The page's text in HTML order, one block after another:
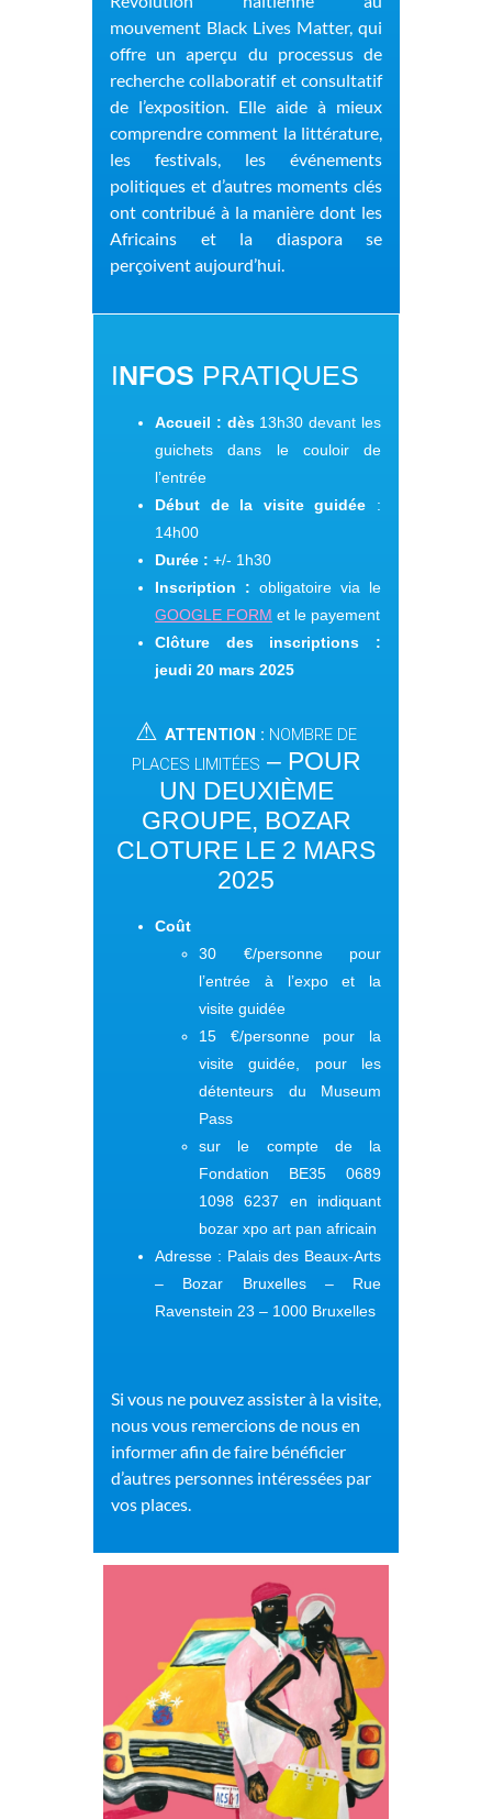
mouvement Black Lives Matter, qui
offre un aperçu du processus de
recherchecollaboratif et consultatif
de l’exposition. Elle aide à mieux
comprendre comment la littérature,
les festivals, les événements
politiques et d’autres moments clés
ont contribué à la manière dont les
Africains et la diaspora se
perçoivent aujourd’hui.
INFOS PRATIQUES
Accueil : dès 13h30 devant les
guichets dans le couloir de
l’entrée
Début de la visite guidée :
14h00
Durée : +/- 1h30
Inscription : obligatoire via le
GOOGLE FORM et le payement
Clôture des inscriptions :
jeudi 20 mars 2025
⚠ ATTENTION : NOMBRE DE
PLACES LIMITÉES – POUR
UN DEUXIÈME
GROUPE, BOZAR
CLOTURE LE 2 MARS
2025
Coût
30 €/personne pour
l’entrée à l’expo et la
visite guidée
15 €/personne pour la
visite guidée, pour les
détenteurs du Museum
Pass
sur le compte de la
Fondation BE35 0689
1098 6237 en indiquant
bozar xpo art pan africain
Adresse : Palais des Beaux-Arts
– Bozar Bruxelles – Rue
Ravenstein 23 – 1000 Bruxelles
Si vous ne pouvez assister à la visite,
nous vous remercions de nous en
informer afin de faire bénéficier
d’autres personnes intéressées par
vos places.